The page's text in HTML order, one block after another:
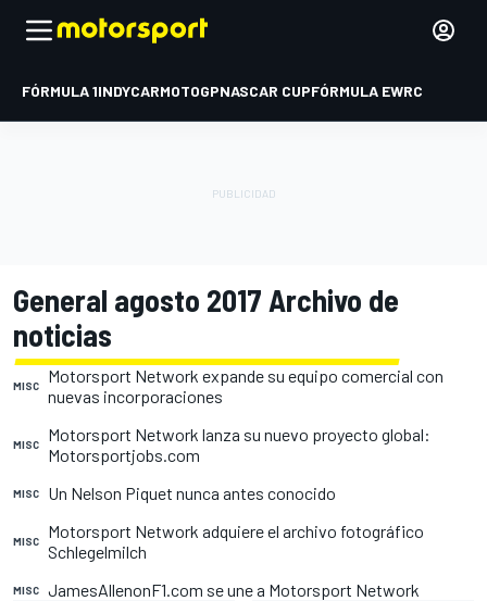
FÓRMULA 1INDYCARMOTOGPNASCAR CUPFÓRMULA EWRC
General agosto 2017 Archivo de
noticias
MISC
Motorsport Network expande su equipo comercial con
nuevas incorporaciones
MISC
Motorsport Network lanza su nuevo proyecto global:
Motorsportjobs.com
MISC Un Nelson Piquet nunca antes conocido
MISC
Motorsport Network adquiere el archivo fotográfico
Schlegelmilch
MISC
JamesAllenonF1.com se une a Motorsport Network